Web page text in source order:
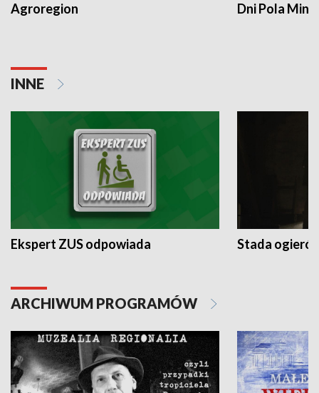
Agroregion Dni Pola
INNE
Ekspert ZUS odpowiada Stada
ARCHIWUM PROGRAMÓW